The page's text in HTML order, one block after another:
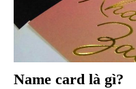
Name card là gì?